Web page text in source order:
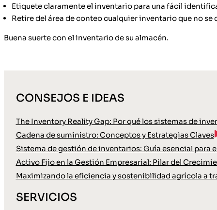
Etiquete claramente el inventario para una fácil
Retire del área de conteo cualquier inventario que no
Buena suerte con el inventario de su almacén.
CONSEJOS E IDEAS
The Inventory Reality Gap: Por qué los sistemas de
Cadena de suministro: Conceptos y Estrategias Claves
Sistema de gestión de inventarios: Guía esencial para
Activo Fijo en la Gestión Empresarial: Pilar del
Maximizando la eficiencia y sostenibilidad agrícola a
SERVICIOS